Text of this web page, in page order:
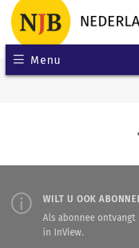
Menu
WILT U OOK
Als abonnee
in InView.